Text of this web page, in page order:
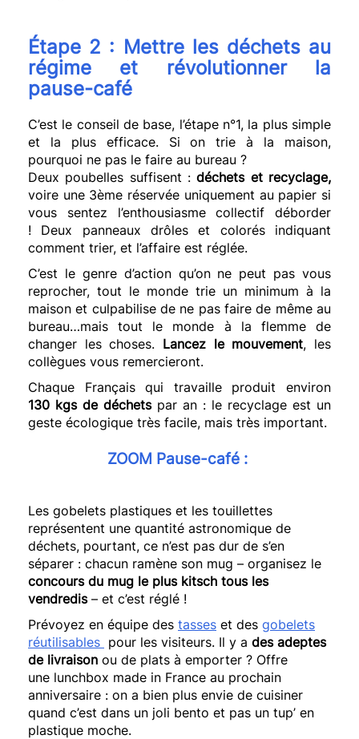
Étape 2 : Mettreles déchets au
régime et révolutionner la
pause-café
C’est le conseil de base, l’étape n°1, la plus simple
et la plus efficace. Si on trie à la maison,
pourquoi ne pas le faire au bureau ?
Deux poubelles suffisent : déchets et recyclage,
voire une 3ème réservée uniquement au papier si
vous sentez l’enthousiasme collectif déborder
! Deux panneaux drôles et colorés indiquant
comment trier, et l’affaire est réglée.
C’est le genre d’action qu’on ne peut pas vous
reprocher, tout le monde trie un minimum à la
maison et culpabilise de ne pas faire de même au
bureau…mais tout le monde à la flemme de
changer les choses. Lancez le mouvement, les
collègues vous remercieront.
Chaque Français qui travaille produit environ
130 kgsde déchetspar an : le recyclage est un
geste écologique très facile, mais très important.
ZOOM Pause-café :
Les gobelets plastiques et les touillettes
représentent une quantité astronomique de
déchets, pourtant, ce n’est pas dur de s’en
séparer : chacun ramène son mug – organisez le
concours du mug le plus kitsch tous les
vendredis– et c’est réglé !
Prévoyez en équipe des tasses et des gobelets
réutilisables pour les visiteurs. Il y a des adeptes
de livraison ou de plats à emporter ? Offre
une lunchbox made in France au prochain
anniversaire : on a bien plus envie de cuisiner
quand c’est dans un joli bento et pas un tup’ en
plastique moche.